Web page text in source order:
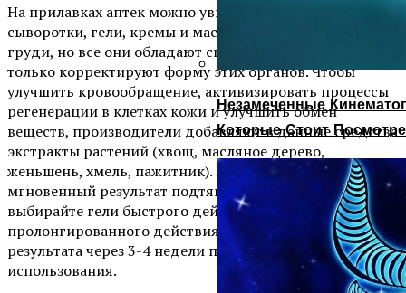
Незамеченные
Которые Стоит
На прилавках аптек можно увидеть разнообразные
сыворотки, гели, кремы и маски для увеличения
груди, но все они обладают способностью подтяжки и
только корректируют форму этих органов. Чтобы
улучшить кровообращение, активизировать процессы
регенерации в клетках кожи и улучшить обмен
веществ, производители добавляют в данные средства
экстракты растений (хвощ, масляное дерево,
женьшень, хмель, пажитник). Если вас интересует
мгновенный результат подтягивания груди, то
выбирайте гели быстрого действия. Кремы
пролонгированного действия позволяют добиться
результата через 3-4 недели после начала
использования.